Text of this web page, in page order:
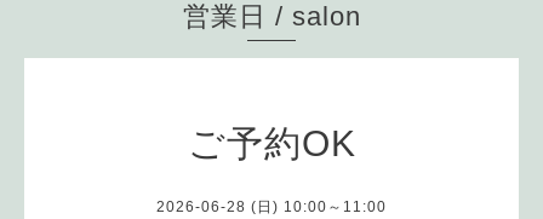
営業日 / salon
ご予約OK
2026-06-28 (日) 10:00～11:00